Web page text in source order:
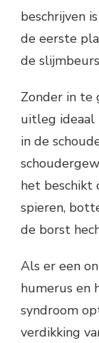
beschrijven
de eerste
de
Zonder in te
uitleg ideaal
in de
het beschikt
spieren,
de borst
Als er een
humerus en
syndroom
verdikking